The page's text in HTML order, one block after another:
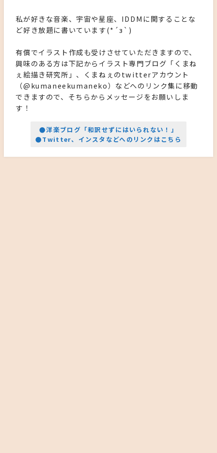
私が好きな音楽、宇宙や星座、IDDMに関することな
ど好き放題に書いています(*´з`)
有償でイラスト作成も受けさせていただきますので、
興味のある方は下記からイラスト専門ブログ「くまね
ぇ絵描き研究所」、くまねぇのtwitterアカウント
（@kumaneekumaneko）などへのリンク集に移動
できますので、そちらからメッセージをお願いしま
す！
●洋楽ブログ「和訳せずにはいられない！」
●Twitter、インスタなどへのリンクはこちら